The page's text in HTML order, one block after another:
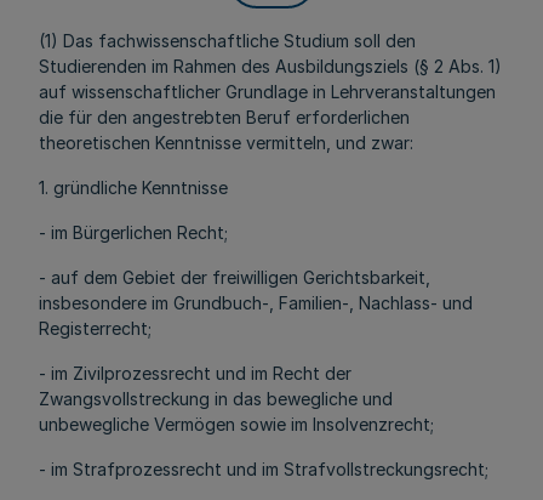
(1) Das fachwissenschaftliche Studium soll den
Studierenden im Rahmen des Ausbildungsziels (§ 2 Abs. 1)
auf wissenschaftlicher Grundlage in Lehrveranstaltungen
die für den angestrebten Beruf erforderlichen
theoretischen Kenntnisse vermitteln, und zwar:
1. gründliche Kenntnisse
- im Bürgerlichen Recht;
- auf dem Gebiet der freiwilligen Gerichtsbarkeit,
insbesondere im Grundbuch-, Familien-, Nachlass- und
Registerrecht;
- im Zivilprozessrecht und im Recht der
Zwangsvollstreckung in das bewegliche und
unbewegliche Vermögen sowie im Insolvenzrecht;
- im Strafprozessrecht und im Strafvollstreckungsrecht;